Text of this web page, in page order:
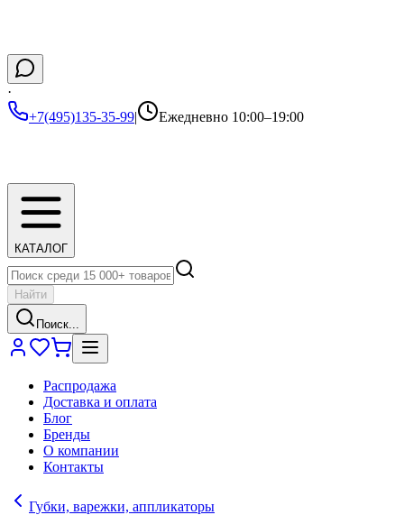
·
+7(495)135-35-99| Ежедневно 10:00–19:00
КАТАЛОГ
Найти
Поиск...
Распродажа
Доставка и оплата
Блог
Бренды
О компании
Контакты
Губки, варежки, аппликаторы